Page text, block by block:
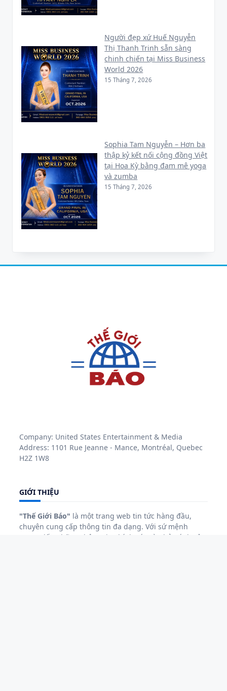
Người đẹp xứ Huế Nguyễn
Thị Thanh Trinh sẵn sàng
chinh chiến tại Miss Business
World 2026
15 Tháng 7, 2026
Sophia Tam Nguyễn – Hơn ba
thập kỷ kết nối cộng đồng Việt
tại Hoa Kỳ bằng đam mê yoga
và zumba
15 Tháng 7, 2026
Company: United States Entertainment & Media
Address: 1101 Rue Jeanne - Mance, Montréal, Quebec
H2Z 1W8
GIỚI THIỆU
"Thế Giới Báo" là một trang web tin tức hàng đầu,
chuyên cung cấp thông tin đa dạng. Với sứ mệnh
mang đến những thông tin chính xác và phản ánh sâu